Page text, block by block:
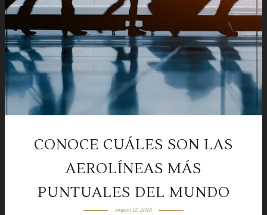
CONOCE CUÁLES SON LAS
AEROLÍNEAS MÁS
PUNTUALES DEL MUNDO
enero 12, 2018